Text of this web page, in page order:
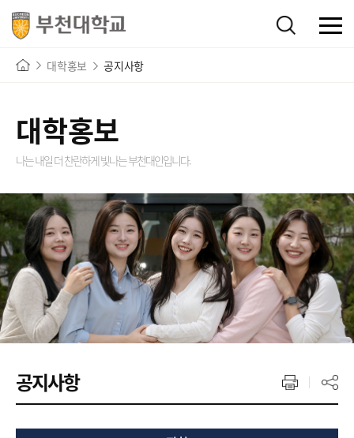
대학홍보 공지사항
대학홍보
나는 내일 더 찬란하게 빛나는부천대인입니다.
공지사항